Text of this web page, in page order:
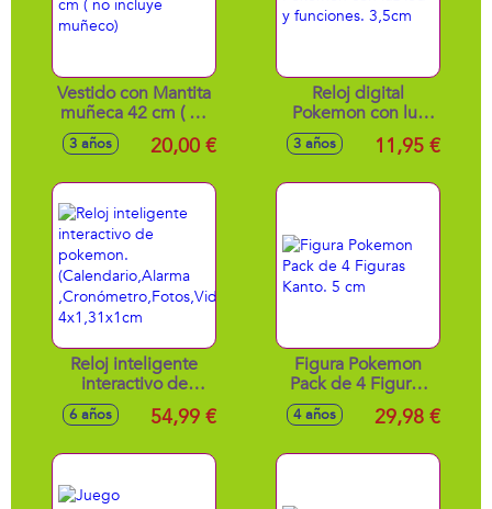
Vestido con Mantita
muñeca 42 cm ( no
incluye muñeco)
3 años 20,00 €
Reloj digital
Pokemon con luz
led y funciones.
3,5cm
3 años 11,95 €
Reloj inteligente
interactivo de
pokemon.
(Calendario,Alarma
6 años 54,99 €
Figura Pokemon
Pack de 4 Figuras
Kanto. 5 cm
4 años 29,98 €